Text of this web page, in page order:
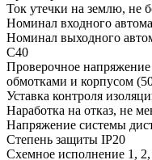
Ток утечки на землю, не
Номинал входного
Номинал выходного
С40
Проверочное
обмотками и корпусом
Уставка контроля
Наработка на отказ, не
Напряжение системы
Степень защиты IP20
Схемное исполнение 1,